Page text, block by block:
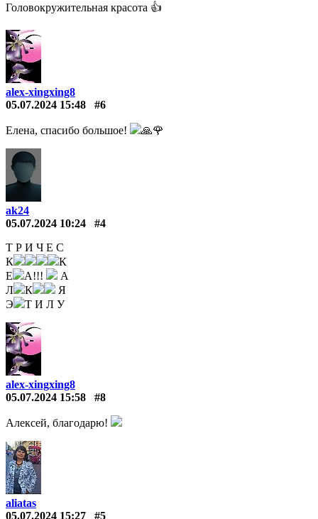
Головокружительная красота 👍
alex-xingxing8
05.07.2024 15:48
#6
Елена, спасибо большое! 🙏🌹
ak24
05.07.2024 10:24
#4
Т Р И Ч Е С
К
К
Е
А!!!
А
Л
К
Я
Э
Т И Л У
alex-xingxing8
05.07.2024 15:58
#8
Алексей, благодарю!
aliatas
05.07.2024 15:27
#5